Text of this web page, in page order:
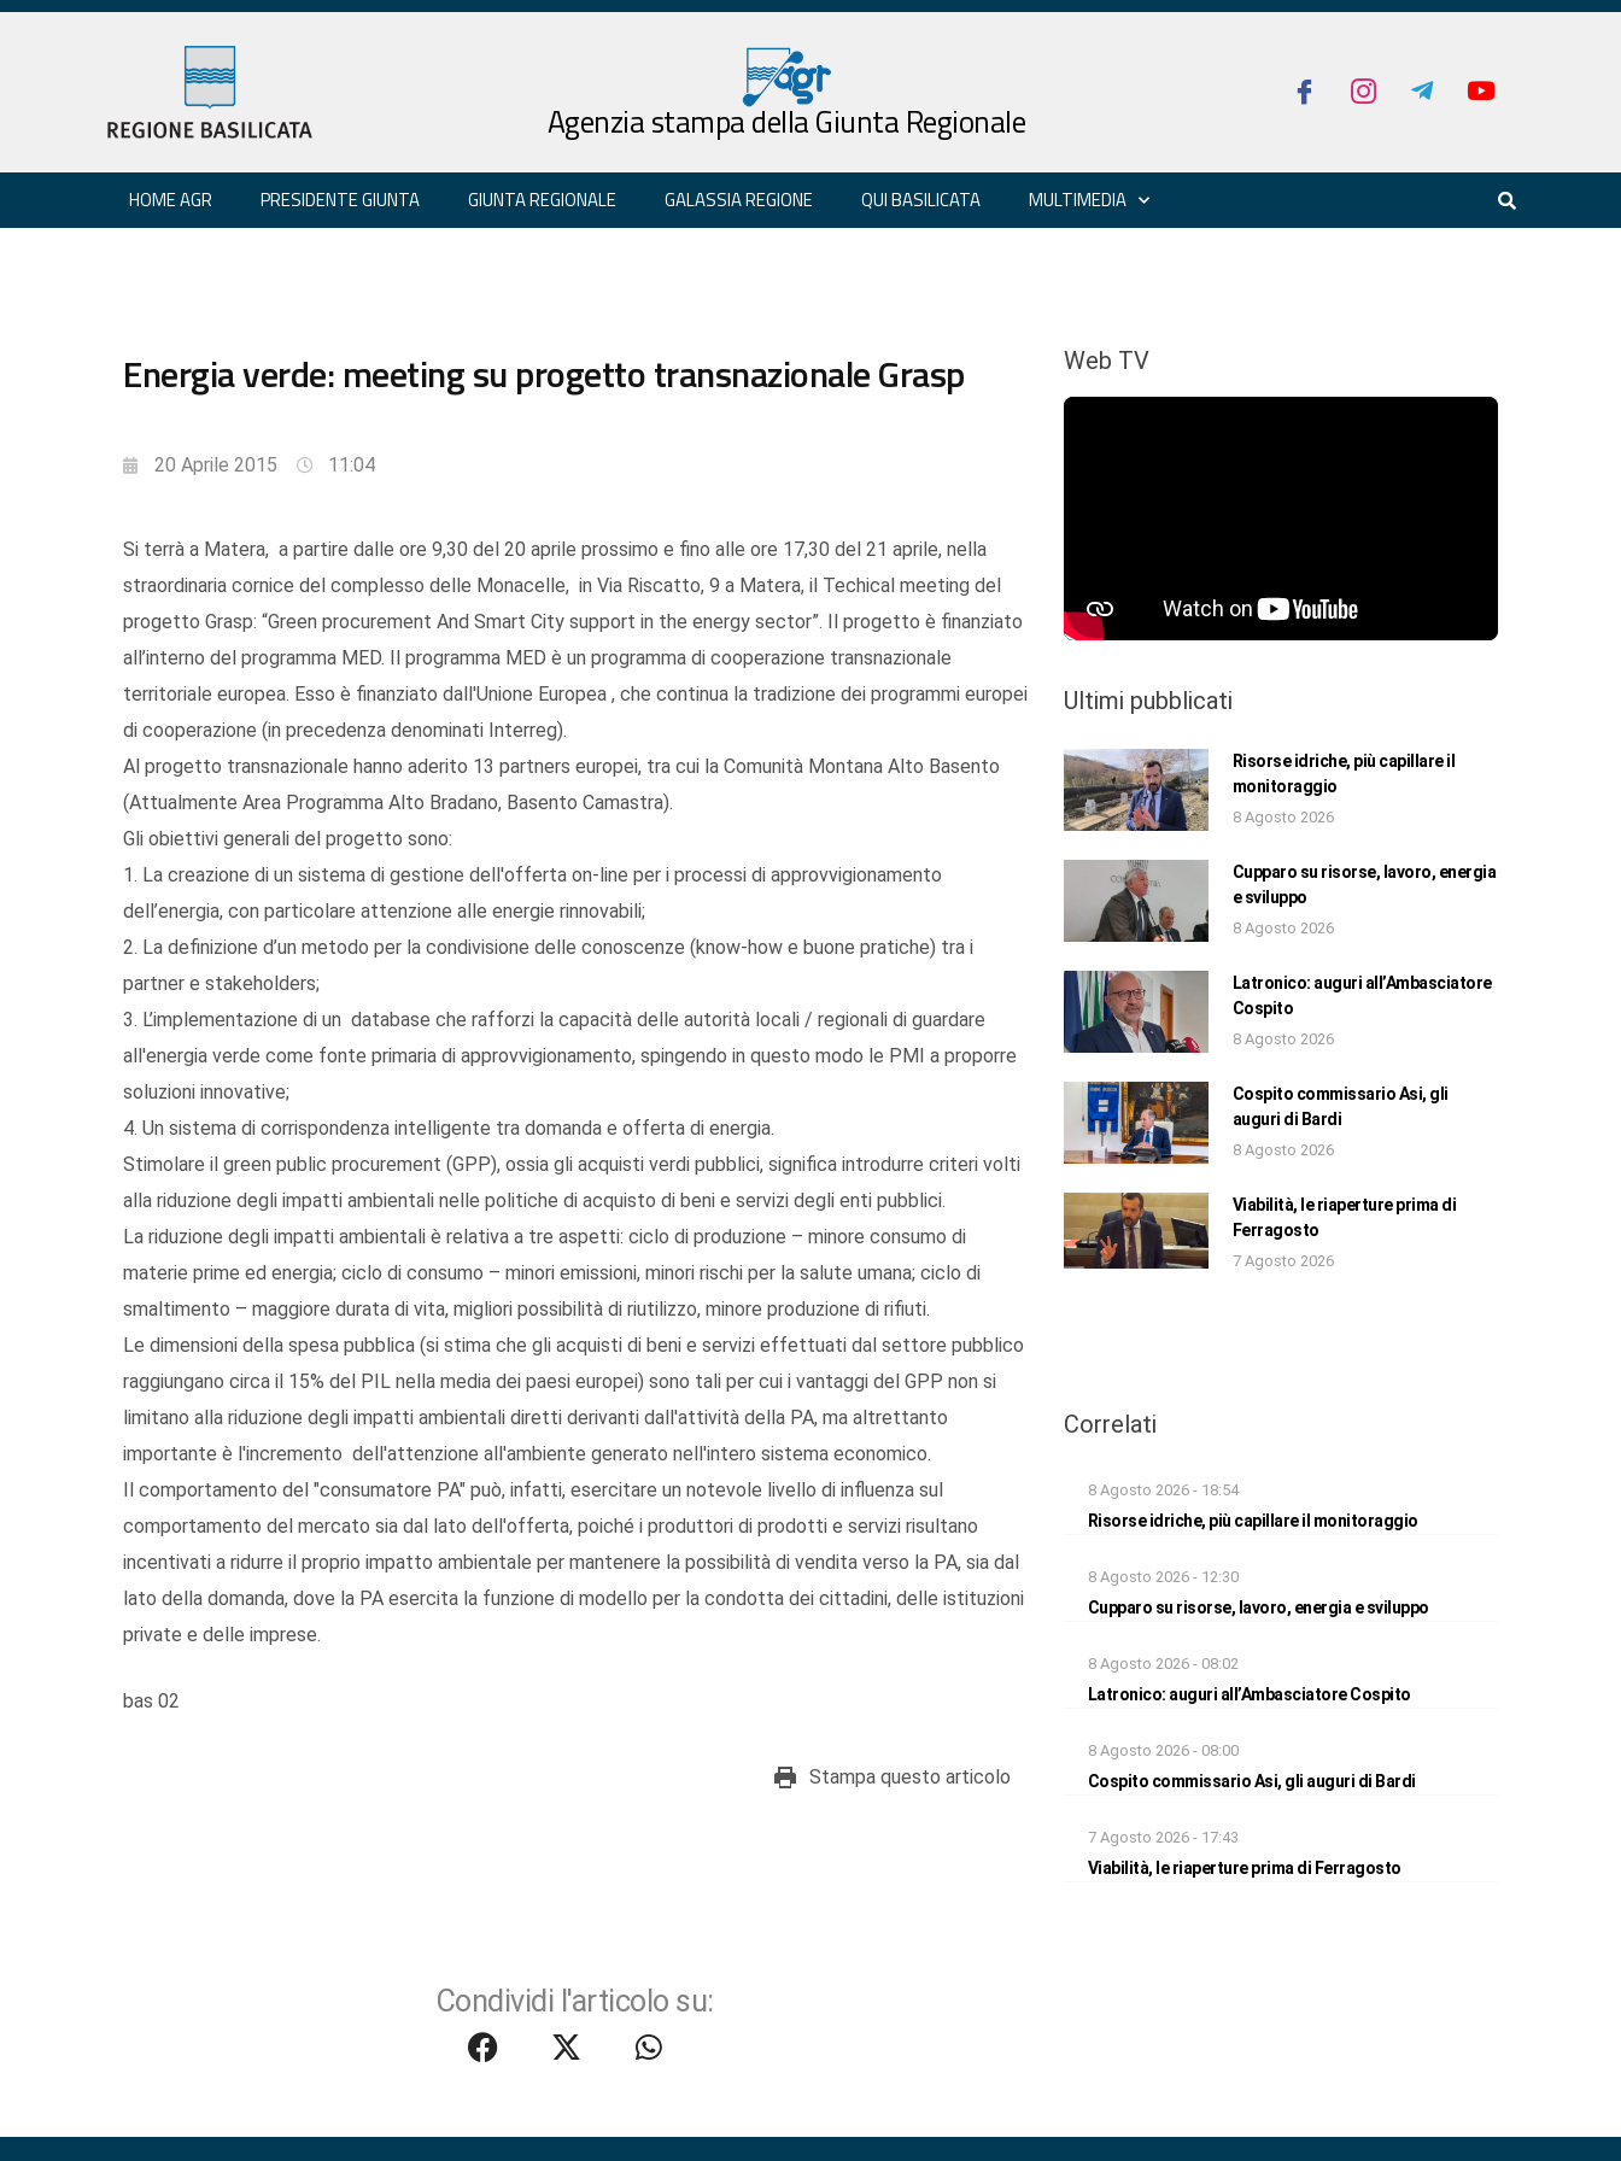
Agenzia stampa della Giunta Regionale
HOME AGR PRESIDENTE GIUNTA GIUNTA REGIONALE GALASSIA REGIONE QUI BASILICATA MULTIMEDIA
Energia verde: meeting su progetto transnazionale Grasp
20 Aprile 2015 11:04
Si terrà a Matera, a partire dalle ore 9,30 del 20 aprile prossimo e fino alle ore 17,30 del 21 aprile, nella
straordinaria cornice del complesso delle Monacelle, in Via Riscatto, 9 a Matera, il Techical meeting del
progetto Grasp: “Green procurement And Smart City support in the energy sector”. Il progetto è finanziato
all’interno del programma MED. Il programma MED è un programma di cooperazione transnazionale
territoriale europea. Esso è finanziato dall'Unione Europea , che continua la tradizione dei programmi europei
di cooperazione (in precedenza denominati Interreg).
Al progetto transnazionale hanno aderito 13 partners europei, tra cui la Comunità Montana Alto Basento
(Attualmente Area Programma Alto Bradano, Basento Camastra).
Gli obiettivi generali del progetto sono:
1. La creazione di un sistema di gestione dell'offerta on-line per i processi di approvvigionamento
dell’energia, con particolare attenzione alle energie rinnovabili;
2. La definizione d’un metodo per la condivisione delle conoscenze (know-how e buone pratiche) tra i
partner e stakeholders;
3. L’implementazione di un database che rafforzi la capacità delle autorità locali / regionali di guardare
all'energia verde come fonte primaria di approvvigionamento, spingendo in questo modo le PMI a proporre
soluzioni innovative;
4. Un sistema di corrispondenza intelligente tra domanda e offerta di energia.
Stimolare il green public procurement (GPP), ossia gli acquisti verdi pubblici, significa introdurre criteri volti
alla riduzione degli impatti ambientali nelle politiche di acquisto di beni e servizi degli enti pubblici.
La riduzione degli impatti ambientali è relativa a tre aspetti: ciclo di produzione – minore consumo di
materie prime ed energia; ciclo di consumo – minori emissioni, minori rischi per la salute umana; ciclo di
smaltimento – maggiore durata di vita, migliori possibilità di riutilizzo, minore produzione di rifiuti.
Le dimensioni della spesa pubblica (si stima che gli acquisti di beni e servizi effettuati dal settore pubblico
raggiungano circa il 15% del PIL nella media dei paesi europei) sono tali per cui i vantaggi del GPP non si
limitano alla riduzione degli impatti ambientali diretti derivanti dall'attività della PA, ma altrettanto
importante è l'incremento dell'attenzione all'ambiente generato nell'intero sistema economico.
Il comportamento del "consumatore PA" può, infatti, esercitare un notevole livello di influenza sul
comportamento del mercato sia dal lato dell'offerta, poiché i produttori di prodotti e servizi risultano
incentivati a ridurre il proprio impatto ambientale per mantenere la possibilità di vendita verso la PA, sia dal
lato della domanda, dove la PA esercita la funzione di modello per la condotta dei cittadini, delle istituzioni
private e delle imprese.
bas 02
Stampa questo articolo
Condividi l'articolo su:
Web TV
Ultimi pubblicati
Risorse idriche, più capillare il
monitoraggio
8 Agosto 2026
Cupparo su risorse, lavoro, energia
e sviluppo
8 Agosto 2026
Latronico: auguri all’Ambasciatore
Cospito
8 Agosto 2026
Cospito commissario Asi, gli
auguri di Bardi
8 Agosto 2026
Viabilità, le riaperture prima di
Ferragosto
7 Agosto 2026
Correlati
8 Agosto 2026 - 18:54
Risorse idriche, più capillare il monitoraggio
8 Agosto 2026 - 12:30
Cupparo su risorse, lavoro, energia e sviluppo
8 Agosto 2026 - 08:02
Latronico: auguri all’Ambasciatore Cospito
8 Agosto 2026 - 08:00
Cospito commissario Asi, gli auguri di Bardi
7 Agosto 2026 - 17:43
Viabilità, le riaperture prima di Ferragosto